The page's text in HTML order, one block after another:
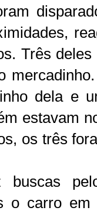
Três
dela e
estavam
os três
o carro